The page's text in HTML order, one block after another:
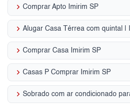
keyboard_arrow_right Comprar Apto Imirim SP
keyboard_arrow_right Alugar Casa Térrea com quintal |
keyboard_arrow_right Comprar Casa Imirim SP
keyboard_arrow_right Casas P Comprar Imirim SP
keyboard_arrow_right Sobrado com ar condicionado